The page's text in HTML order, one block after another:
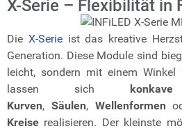
X-Serie – Flexibilität in
Die X-Serieist das kreative
Generation. Diese Module sind
leicht, sondern mit einem
lassen sich
Kurven, Säulen, Wellenformen
Kreise realisieren. Der kleinste